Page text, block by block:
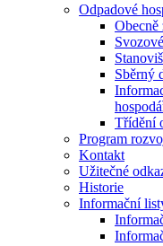
Odpadové
Obecně
Sběrný
Třídění
Program
Kontakt
Užitečné
Historie
Informační